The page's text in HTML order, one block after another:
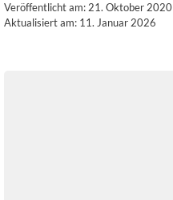
Veröffentlicht am: 21. Oktober 2020
Aktualisiert am: 11. Januar 2026